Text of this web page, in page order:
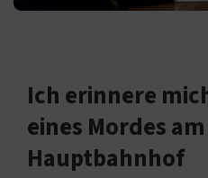
Ich erinnere
eines Mordes
Hauptbahnhof